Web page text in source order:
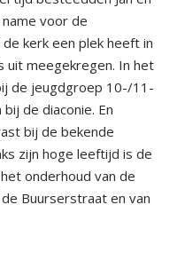
voor de
kerk een plek heeft in
uit meegekregen. In het
de jeugdgroep 10-/11-
de diaconie. En
bij de bekende
zijn hoge leeftijd is de
onderhoud van de
Buurserstraat en van